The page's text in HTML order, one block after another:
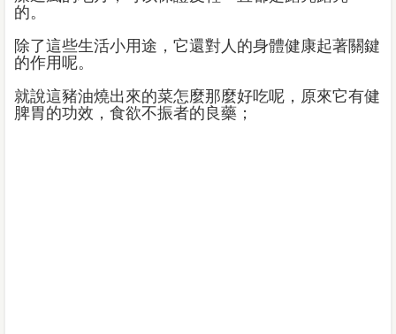
的。
除了這些生活小用途，它還對人的身體健康起著關鍵
的作用呢。
就說這豬油燒出來的菜怎麼那麼好吃呢，原來它有健
脾胃的功效，食欲不振者的良藥；